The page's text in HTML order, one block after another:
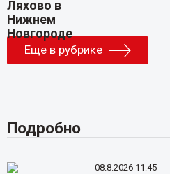
Еще в рубрике
Подробно
08.8.2026 11:45